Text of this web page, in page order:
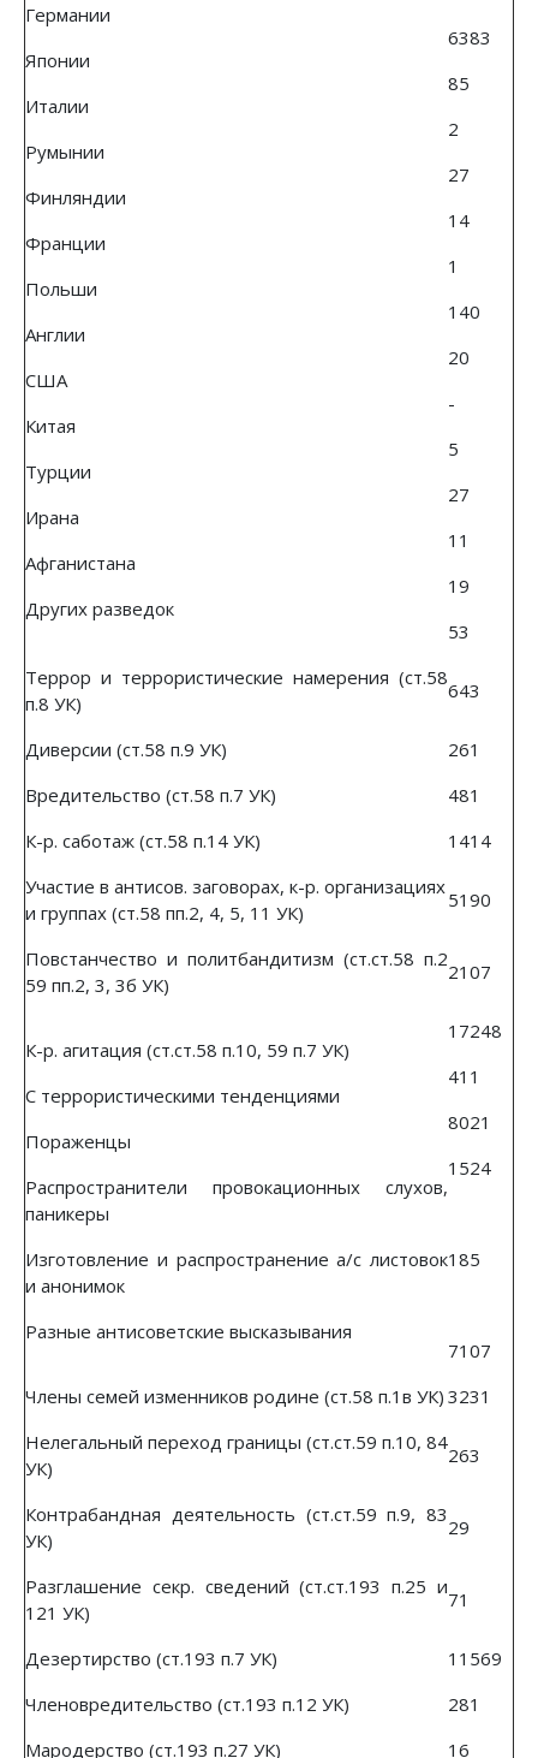
Германии
Японии
Италии
Румынии
Финляндии
Франции
Польши
Англии
США
Китая
Турции
Ирана
Афганистана
Других разведок
6383
85
2
27
14
1
140
20
-
5
27
11
19
53
Террор и террористические намерения (ст.58
п.8 УК)
643
Диверсии (ст.58 п.9 УК)
261
Вредительство (ст.58 п.7 УК)
481
К-р. саботаж (ст.58 п.14 УК)
1414
Участие в антисов. заговорах, к-р. организациях
и группах (ст.58 пп.2, 4, 5, 11 УК)
5190
Повстанчество и политбандитизм (ст.ст.58 п.2
59 пп.2, 3, 3б УК)
2107
К-р. агитация (ст.ст.58 п.10, 59 п.7 УК)
С террористическими тенденциями
Пораженцы
Распространители провокационных слухов,
паникеры
Изготовление и распространение а/с листовок
и анонимок
Разные антисоветские высказывания
17248
411
8021
1524
185
7107
Члены семей изменников родине (ст.58 п.1в УК) 3231
Нелегальный переход границы (ст.ст.59 п.10, 84
УК)
263
Контрабандная деятельность (ст.ст.59 п.9, 83
УК)
29
Разглашение секр. сведений (ст.ст.193 п.25 и
121 УК)
71
Дезертирство (ст.193 п.7 УК)
11569
Членовредительство (ст.193 п.12 УК)
281
Мародерство (ст.193 п.27 УК)
16